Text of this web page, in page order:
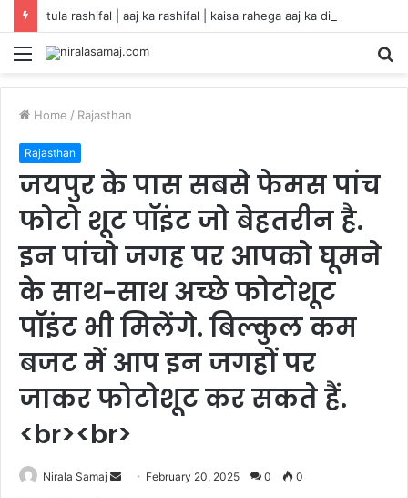
Menu
Home / Rajasthan
Rajasthan
जयपुर के पास सबसे फेमस पांच
फोटो शूट पॉइंट जो बेहतरीन है.
इन पांचो जगह पर आपको घूमने
के साथ-साथ अच्छे फोटोशूट
पॉइंट भी मिलेंगे. बिल्कुल कम
बजट में आप इन जगहों पर
जाकर फोटोशूट कर सकते हैं.
<br><br>
Nirala Samaj
Send February 20, 2025 0 0